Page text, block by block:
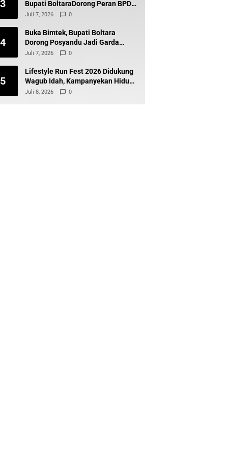
3
Bupati BoltaraDorong Peran BPD
Wujudkan Desa Maju dan
Juli 7, 2026 0
4
Buka Bimtek, Bupati Boltara
Dorong Posyandu Jadi Garda
Terdepan Layanan Kesehatan
Juli 7, 2026 0
5
Lifestyle Run Fest 2026 Didukung
Wagub Idah, Kampanyekan Hidup
Sehat dan Cegah Diabetes
Juli 8, 2026 0